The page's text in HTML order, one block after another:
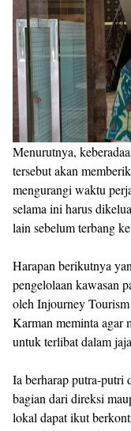
Menurutnya,
tersebut akan
mengurangi waktu
selama ini harus
lain sebelum terbang
Harapan berikutnya
pengelolaan kawasan
oleh Injourney
Karman meminta agar
untuk terlibat dalam
Ia berharap putra-putri
bagian dari direksi
lokal dapat ikut